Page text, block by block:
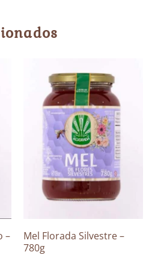
–
Mel Florada Silvestre –
780g